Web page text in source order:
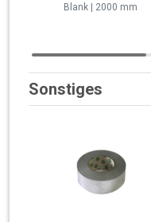
Blank | 2000 mm
Sonstiges